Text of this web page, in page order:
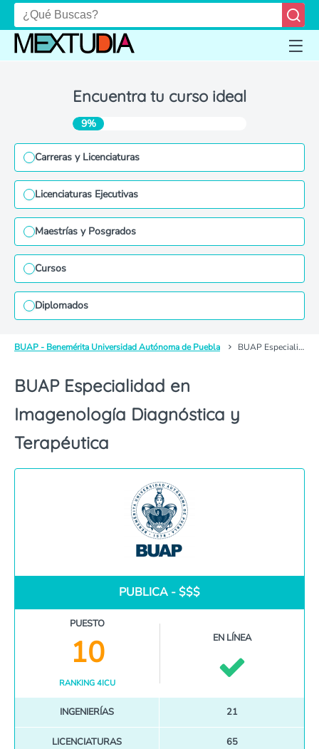
Encuentra tu curso ideal
9%
Carreras y Licenciaturas
Licenciaturas Ejecutivas
Maestrías y Posgrados
Cursos
Diplomados
BUAP - Benemérita Universidad Autónoma de Puebla BUAP Especialidad en Imagenología Diagnóstica y Terapéutica
BUAP Especialidad en
Imagenología Diagnóstica y
Terapéutica
PUBLICA - $$$
PUESTO
10
RANKING 4ICU
EN LÍNEA
INGENIERÍAS 21
LICENCIATURAS 65